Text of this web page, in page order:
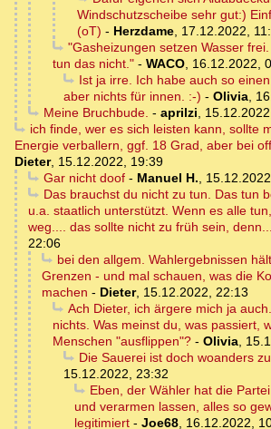
Windschutzscheibe sehr gut:)
(oT) - Herzdame, 17.12.2022,
"Gasheizungen setzen Wasser
tun das nicht." - WACO, 16.12.2022,
Ist ja irre. Ich habe auch so
aber nichts für innen. :-) - Olivia,
Meine Bruchbude. - aprilzi,
ich finde, wer es sich leisten kann, sollte
Energie verballern, ggf. 18 Grad, aber bei
Dieter, 15.12.2022, 19:39
Gar nicht doof- Manuel H.,
Das brauchst du nicht zu tun. Das tun
u.a. staatlich unterstützt. Wenn es alle
weg.... das sollte nicht zu früh sein, denn...
22:06
bei den allgem. Wahlergebnissen
Grenzen - und mal schauen, was die
machen - Dieter, 15.12.2022, 22:13
Ach Dieter, ich ärgere mich ja
nichts. Was meinst du, was passiert,
Menschen "ausflippen"? - Olivia,
Die Sauerei ist doch woanders
15.12.2022, 23:32
Eben, der Wähler hat die
und verarmen lassen, alles so
legitimiert - Joe68, 16.12.2022,